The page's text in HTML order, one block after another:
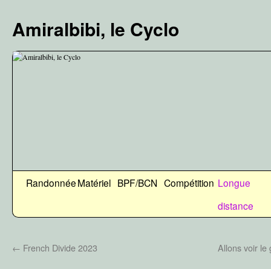
contenu
Amiralbibi, le Cyclo
RandonnéeMatériel BPF/BCN Compétition Longue
distance
← French Divide 2023 Allons voir le